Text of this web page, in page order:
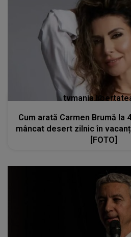
Cum arată Carmen Brumă la
mâncat desert zilnic în
[FOTO]